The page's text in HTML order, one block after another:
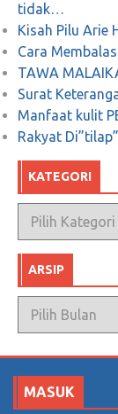
Joshua
Sebagai
Januari 9, 2018
tidak…
Kisah Pilu Arie
Cara
TAWA
Surat
Manfaat kulit
Rakyat
KATEGORI
Kategori
ARSIP
Arsip
MASUK